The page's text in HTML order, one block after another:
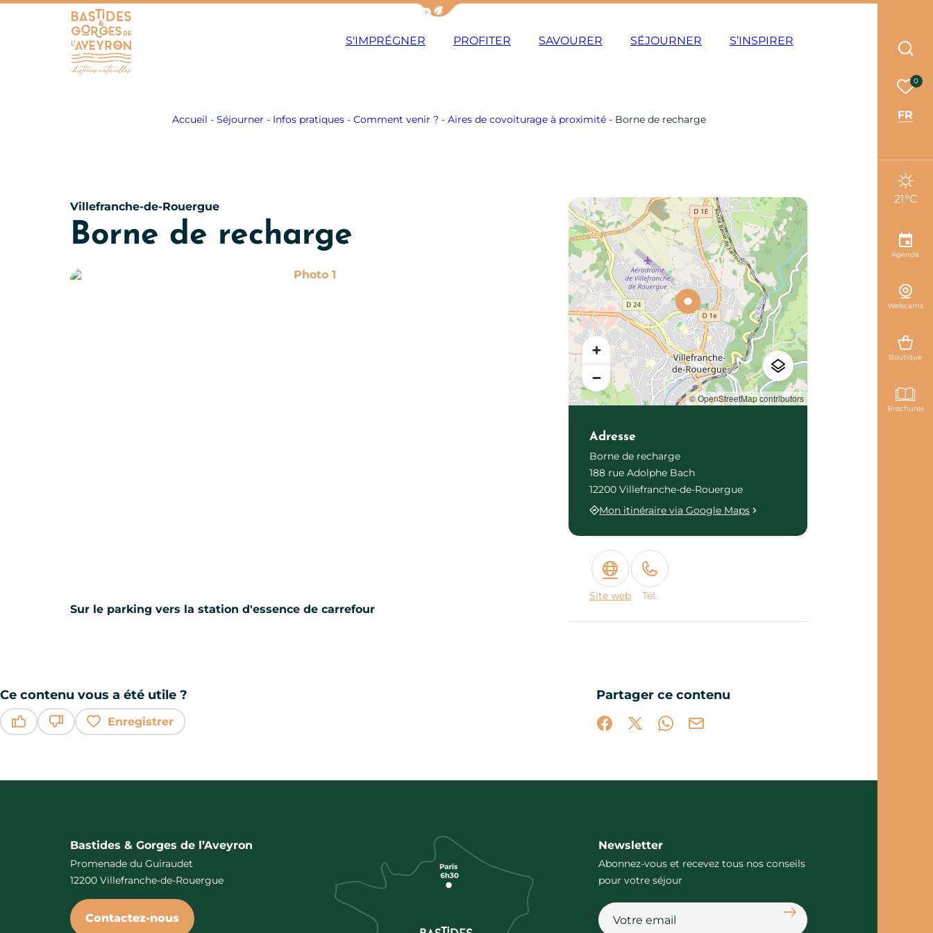
Afficher la barre de navigation du mode éco
S'IMPRÉGNER PROFITER SAVOURER SÉJOURNER S’INSPIRER
Accueil - Séjourner - Infos pratiques- Comment venir ? - Aires de covoiturage à proximité- Borne de recharge
0
FR
21°C
Agenda
Webcams
Boutique
Brochures
Villefranche-de-Rouergue
Borne de recharge
Photo 1
Sur le parking vers la station d'essence de carrefour
© OpenStreetMap contributors
Adresse
Borne de recharge
188 rue Adolphe Bach
12200 Villefranche-de-Rouergue
Mon itinéraire via Google Maps
Site web Tél.
Ce contenu vous a été utile ?
Enregistrer
Partager ce contenu
Partager sur Facebook (nouvelle fenêtre)
Partager sur X / Twitter (nouvelle fenêtre)
Partager sur WhatsApp
Partager par mail
Bastides & Gorges de l’Aveyron
Promenade du Guiraudet
12200 Villefranche-de-Rouergue
Contactez-nous
Newsletter
Abonnez-vous et recevez tous nos conseils
pour votre séjour
S'abonner